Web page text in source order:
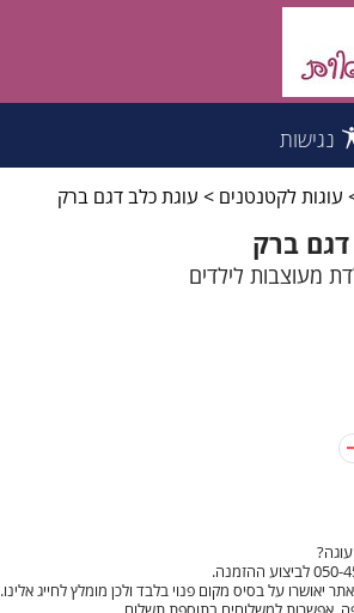
עוגות לקטנטנים > עוגת כלב דגם ברק
דגם ברק
מעוצבות לילדים
יאושרו על בסיס מקום פנוי בלבד ולכן מומלץ לחייג אלינו.